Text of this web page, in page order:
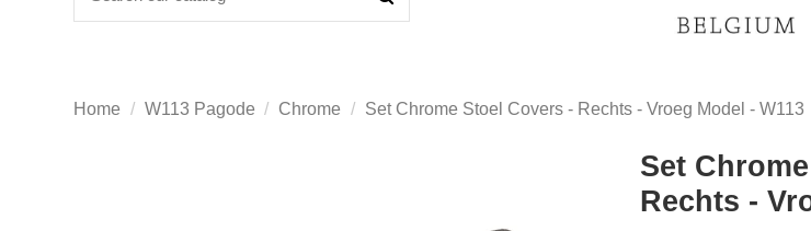
Home W113 Pagode Chrome Set Chrome Stoel Covers - Rechts - Vroeg Model - W113
Set
Rechts -